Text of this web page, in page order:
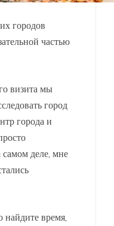
городов
частью
визита мы
город
города и
самом деле, мне
найдите время,